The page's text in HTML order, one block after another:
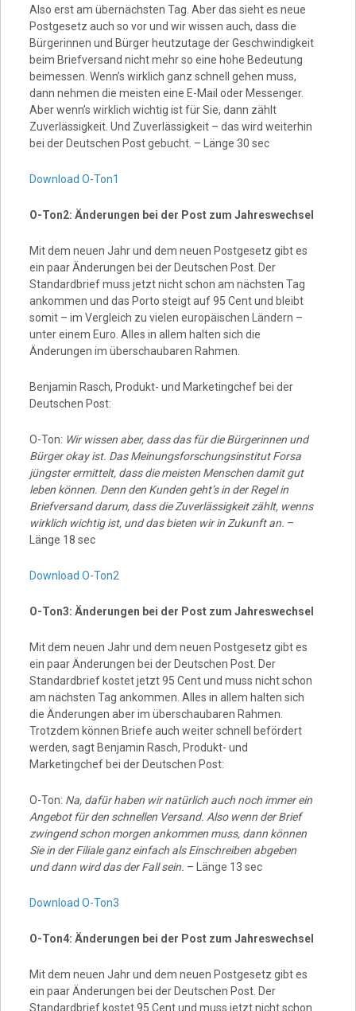
Also erst am übernächsten Tag. Aber das sieht es neue
Postgesetz auch so vor und wir wissen auch, dass die
Bürgerinnen und Bürger heutzutage der Geschwindigkeit
beim Briefversand nicht mehr so eine hohe Bedeutung
beimessen. Wenn’s wirklich ganz schnell gehen muss,
dann nehmen die meisten eine E-Mail oder Messenger.
Aber wenn’s wirklich wichtig ist für Sie, dann zählt
Zuverlässigkeit. Und Zuverlässigkeit – das wird weiterhin
bei der Deutschen Post gebucht. – Länge 30 sec
Download O-Ton1
O-Ton2: Änderungen bei der Post zum Jahreswechsel
Mit dem neuen Jahr und dem neuen Postgesetz gibt es
ein paar Änderungen bei der Deutschen Post. Der
Standardbrief muss jetzt nicht schon am nächsten Tag
ankommen und das Porto steigt auf 95 Cent und bleibt
somit – im Vergleich zu vielen europäischen Ländern –
unter einem Euro. Alles in allem halten sich die
Änderungen im überschaubaren Rahmen.
Benjamin Rasch, Produkt- und Marketingchef bei der
Deutschen Post:
O-Ton: Wir wissen aber, dass das für die Bürgerinnen und
Bürger okay ist. Das Meinungsforschungsinstitut Forsa
jüngster ermittelt, dass die meisten Menschen damit gut
leben können. Denn den Kunden geht’s in der Regel in
Briefversand darum, dass die Zuverlässigkeit zählt, wenns
wirklich wichtig ist, und das bieten wir in Zukunft an. –
Länge 18 sec
Download O-Ton2
O-Ton3: Änderungen bei der Post zum Jahreswechsel
Mit dem neuen Jahr und dem neuen Postgesetz gibt es
ein paar Änderungen bei der Deutschen Post. Der
Standardbrief kostet jetzt 95 Cent und muss nicht schon
am nächsten Tag ankommen. Alles in allem halten sich
die Änderungen aber im überschaubaren Rahmen.
Trotzdem können Briefe auch weiter schnell befördert
werden, sagt Benjamin Rasch, Produkt- und
Marketingchef bei der Deutschen Post:
O-Ton: Na, dafür haben wir natürlich auch noch immer ein
Angebot für den schnellen Versand. Also wenn der Brief
zwingend schon morgen ankommen muss, dann können
Sie in der Filiale ganz einfach als Einschreiben abgeben
und dann wird das der Fall sein. – Länge 13 sec
Download O-Ton3
O-Ton4: Änderungen bei der Post zum Jahreswechsel
Mit dem neuen Jahr und dem neuen Postgesetz gibt es
ein paar Änderungen bei der Deutschen Post. Der
Standardbrief kostet 95 Cent und muss jetzt nicht schon